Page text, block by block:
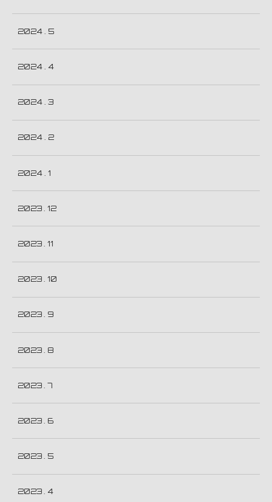
2024 . 5
2024 . 4
2024 . 3
2024 . 2
2024 . 1
2023 . 12
2023 . 11
2023 . 10
2023 . 9
2023 . 8
2023 . 7
2023 . 6
2023 . 5
2023 . 4